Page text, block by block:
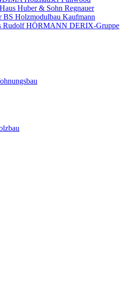
Huber & Sohn Regnauer
BS Holzmodulbau Kaufmann
Rudolf HÖRMANN DERIX-Gruppe